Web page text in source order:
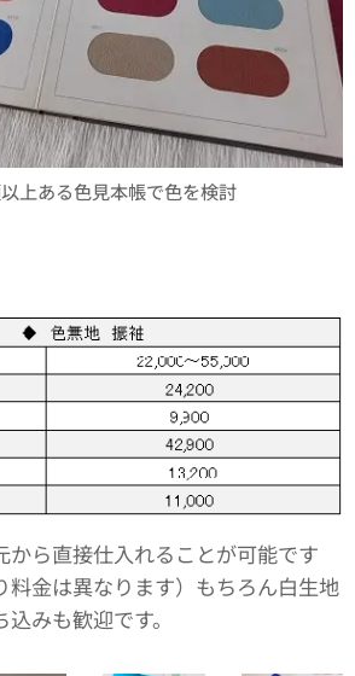
上ある色見本帳で色を検討
から直接仕入れることが可能です
料金は異なります）もちろん白生地
みも歓迎です。